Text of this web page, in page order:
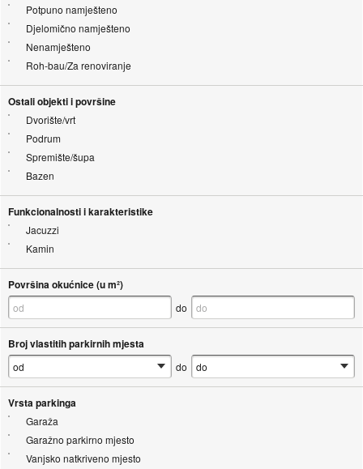
Potpuno namješteno
Djelomično namješteno
Nenamješteno
Roh-bau/Za renoviranje
Ostali objekti i površine
Dvorište/vrt
Podrum
Spremište/šupa
Bazen
Funkcionalnosti i karakteristike
Jacuzzi
Kamin
Površina okućnice (u m²)
do
Broj vlastitih parkirnih mjesta
do
Vrsta parkinga
Garaža
Garažno parkirno mjesto
Vanjsko natkriveno mjesto